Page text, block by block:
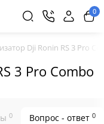
0
Dji Ronin RS 3 Pro
3 Pro Combo
0 Вопрос - ответ 0